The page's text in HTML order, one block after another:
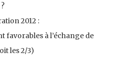
2012 :
à l’échange de
les 2/3)